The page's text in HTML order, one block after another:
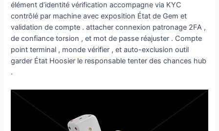
élément d’identité vérification accompagne via KYC
contrôlé par machine avec exposition État de Gem et
validation de compte . attacher connexion patronage 2FA ,
de confiance torsion , et mot de passe réajuster . Compte
point terminal , monde vérifier , et auto-exclusion outil
garder État Hoosier le responsable tenter des chances hub
.